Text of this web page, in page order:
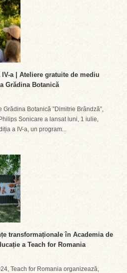
a | Ateliere gratuite de mediu
Grădina Botanică
Botanică ”Dimitrie Brândză”,
Sonicare a lansat luni, 1 iulie,
a IV-a, un program...
transformaționale în Academia de
a Teach for Romania
Teach for Romania organizează,